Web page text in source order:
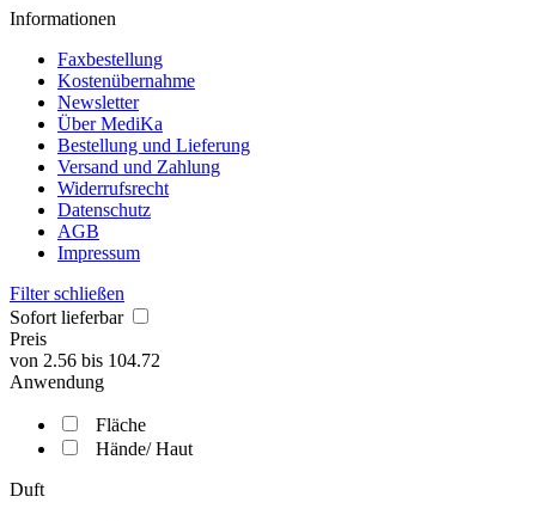
Informationen
Faxbestellung
Kostenübernahme
Newsletter
Über MediKa
Bestellung und Lieferung
Versand und Zahlung
Widerrufsrecht
Datenschutz
AGB
Impressum
Filter schließen
Sofort lieferbar
Preis
von 2.56 bis 104.72
Anwendung
Fläche
Hände/ Haut
Duft